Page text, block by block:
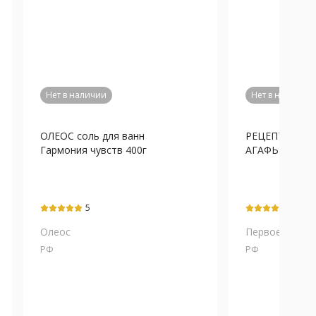
Нет в наличии
ОЛЕОС соль для ванн
Гармония чувств 400г
5
Олеос
РФ
Нет в наличии
РЕЦЕПТЫ
АГАФЬИ соль
Первое
РФ